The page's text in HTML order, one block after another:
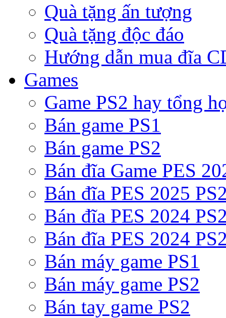
Quà tặng ấn tượng
Quà tặng độc đáo
Hướng dẫn mua đĩa
Games
Game PS2 hay tổng
Bán game PS1
Bán game PS2
Bán đĩa Game PES
Bán đĩa PES 2025
Bán đĩa PES 2024
Bán đĩa PES 2024
Bán máy game PS1
Bán máy game PS2
Bán tay game PS2